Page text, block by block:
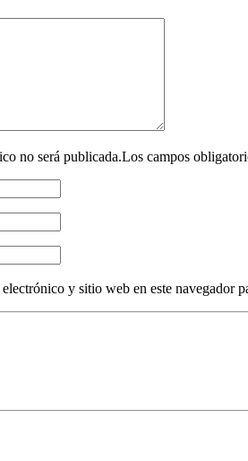
no será publicada.Los campos
y sitio web en este navegador